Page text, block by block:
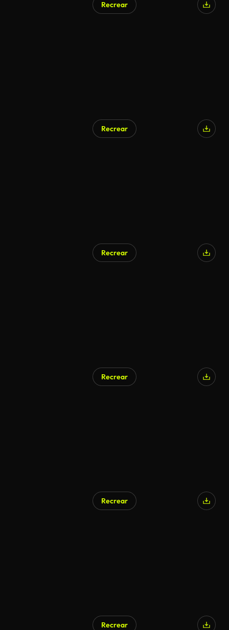
Recrear
Recrear
Recrear
Recrear
Recrear
Recrear